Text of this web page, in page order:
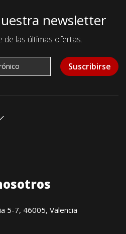
newsletter
de las últimas ofertas.
Suscribirse
5-7, 46005, Valencia